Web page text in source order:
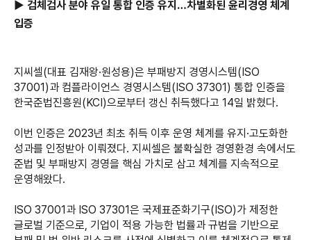
▶ 검체검사 분야 유일 통합 인증 유지…차별화된 윤리경영 체계
입증
지씨셀(대표 김재왕·원성용)은 부패방지 경영시스템(ISO
37001)과 컴플라이언스 경영시스템(ISO 37301) 통합 인증을
한국준법진흥원(KCI)으로부터 갱신 취득했다고 14일 밝혔다.
이번 인증은 2023년 최초 취득 이후 운영 체계를 유지·고도화한
성과를 인정받아 이뤄졌다. 지씨셀은 불확실한 경영환경 속에서도
준법 및 부패방지 경영을 핵심 가치로 삼고 체계를 지속적으로
운영해왔다.
ISO 37001과 ISO 37301은 국제표준화기구(ISO)가 제정한
글로벌 기준으로, 기업이 적용 가능한 법률과 규범을 기반으로